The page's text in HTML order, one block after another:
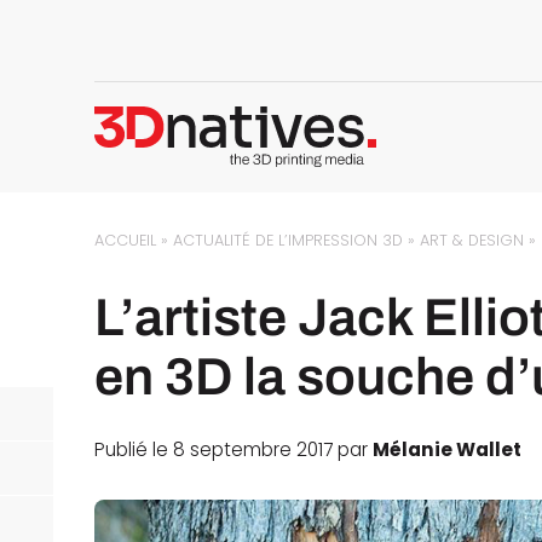
ACCUEIL »ACTUALITÉ DE L’IMPRESSION 3D »ART & DESIGN »
L’artiste Jack
en 3D la souche
Publié le 8 septembre 2017 par Mélanie Wallet